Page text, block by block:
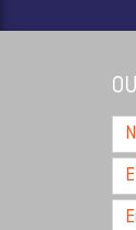
*
E-